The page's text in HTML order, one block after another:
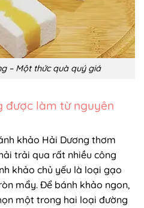
– Một thức quà quý giá
được làm từ nguyên
khảo Hải Dương thơm
trải qua rất nhiều công
khảo chủ yếu là loại gạo
mẩy. Để bánh khảo ngon,
một trong hai loại đường